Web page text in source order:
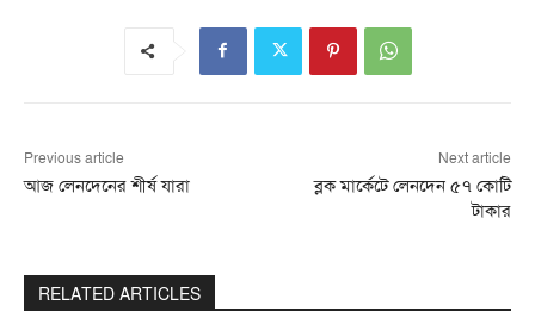
Previous article
আজ লেনদেনের শীর্ষ যারা
Next article
ব্লক মার্কেটে লেনদেন ৫৭ কোটি
টাকার
RELATED ARTICLES